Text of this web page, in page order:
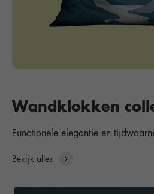
Wandklokken
Functionele elegantie en
Bekijk alles